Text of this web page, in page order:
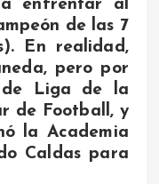
enfrentar al
de las 7
En realidad,
pero por
de Liga de la
de Football, y
la Academia
Caldas para